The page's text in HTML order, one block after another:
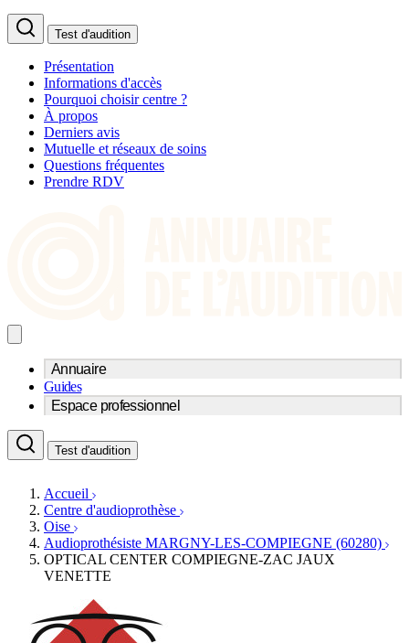
Test d'audition
Présentation
Informations d'accès
Pourquoi choisir centre ?
À propos
Derniers avis
Mutuelle et réseaux de soins
Questions fréquentes
Prendre RDV
Annuaire
Trouvez un professionnel de l'audition
Centre d'audioprothèse
Médecins ORL & Phoniatres
Écoles spécialisées
Fournisseurs
Guides
Espace professionnel
Acteurs et services
Fournisseurs
Services ORL
Orthophonistes
Formations et écoles
Organismes / Syndicats
Produits
Ressources
Actualités
AuditionTV
Évènements
Test d'audition
Accueil
Centre d'audioprothèse
Oise
Audioprothésiste MARGNY-LES-COMPIEGNE (60280)
OPTICAL CENTER COMPIEGNE-ZAC JAUX
VENETTE